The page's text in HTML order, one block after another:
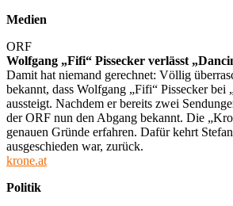
Medien
ORF
Wolfgang „Fifi“ Pissecker verlässt
Damit hat niemand gerechnet: Völlig
bekannt, dass Wolfgang „Fifi“ Pissecker bei
aussteigt. Nachdem er bereits zwei
der ORF nun den Abgang bekannt. Die
genauen Gründe erfahren. Dafür kehrt
ausgeschieden war, zurück.
krone.at
Politik